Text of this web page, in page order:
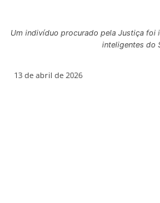
Um indivíduo procurado pela Justiça foi
inteligentes do
13 de abril de 2026